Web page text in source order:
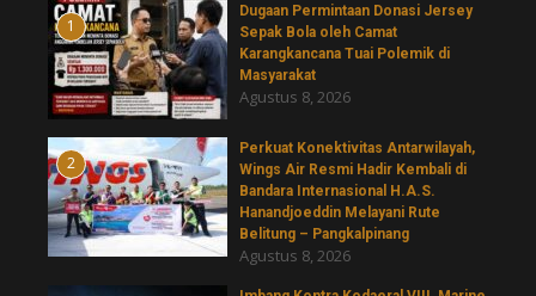
1
‎Dugaan Permintaan Donasi Jersey
Sepak Bola oleh Camat
Karangkancana Tuai Polemik di
Masyarakat
Agustus 8, 2026
2
Perkuat Konektivitas Antarwilayah,
Wings Air Resmi Hadir Kembali di
Bandara Internasional H.A.S.
Hanandjoeddin Melayani Rute
Belitung – Pangkalpinang
Agustus 8, 2026